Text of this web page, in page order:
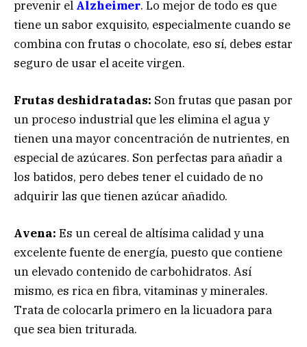
prevenir el Alzheimer. Lo mejor de todo es que
tiene un sabor exquisito, especialmente cuando se
combina con frutas o chocolate, eso sí, debes estar
seguro de usar el aceite virgen.
Frutas deshidratadas: Son frutas que pasan por
un proceso industrial que les elimina el agua y
tienen una mayor concentración de nutrientes, en
especial de azúcares. Son perfectas para añadir a
los batidos, pero debes tener el cuidado de no
adquirir las que tienen azúcar añadido.
Avena: Es un cereal de altísima calidad y una
excelente fuente de energía, puesto que contiene
un elevado contenido de carbohidratos. Así
mismo, es rica en fibra, vitaminas y minerales.
Trata de colocarla primero en la licuadora para
que sea bien triturada.